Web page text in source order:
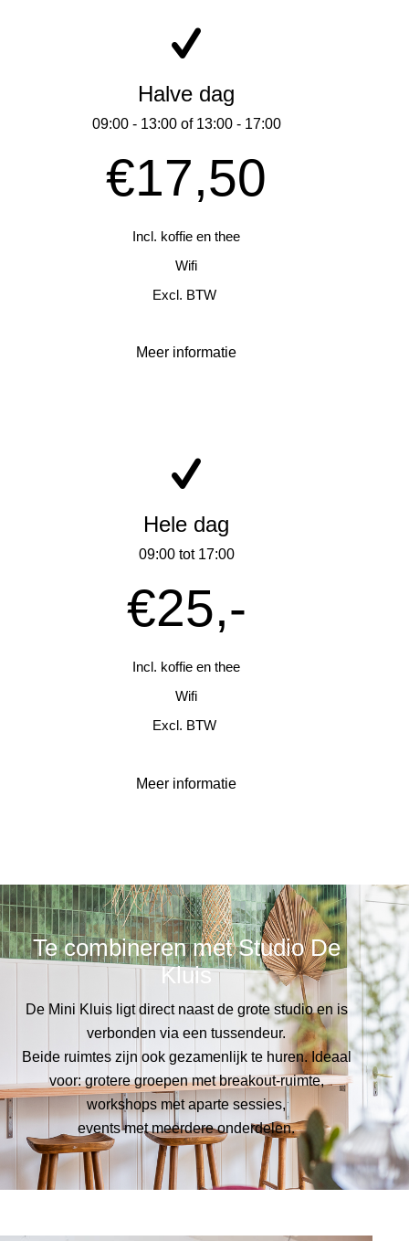
Halve dag
09:00 - 13:00 of 13:00 - 17:00
€17,50
Incl. koffie en thee
Wifi
Excl. BTW
Meer informatie
Hele dag
09:00 tot 17:00
€25,-
Incl. koffie en thee
Wifi
Excl. BTW
Meer informatie
Te combineren met Studio De
Kluis
De Mini Kluis ligt direct naast de grote studio en is
verbonden via een tussendeur.
Beide ruimtes zijn ook gezamenlijk te huren. Ideaal
voor: grotere groepen met breakout-ruimte,
workshops met aparte sessies,
events met meerdere onderdelen.